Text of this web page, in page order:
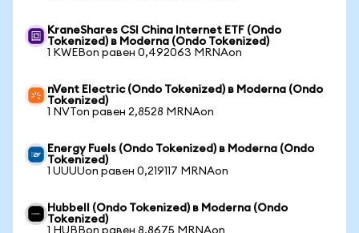
KraneShares CSI China Internet ETF (Ondo
Tokenized) в Moderna (Ondo Tokenized)
1 KWEBon равен 0,492063 MRNAon
nVent Electric (Ondo Tokenized) в Moderna (Ondo
Tokenized)
1 NVTon равен 2,8528 MRNAon
Energy Fuels (Ondo Tokenized) в Moderna (Ondo
Tokenized)
1 UUUUon равен 0,219117 MRNAon
Hubbell (Ondo Tokenized) в Moderna (Ondo
Tokenized)
1 HUBBon равен 8,8675 MRNAon